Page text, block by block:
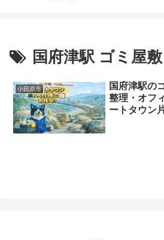
国府津駅 ゴミ屋敷
小田原市
国府津駅の
整理・オフ
ートタウン